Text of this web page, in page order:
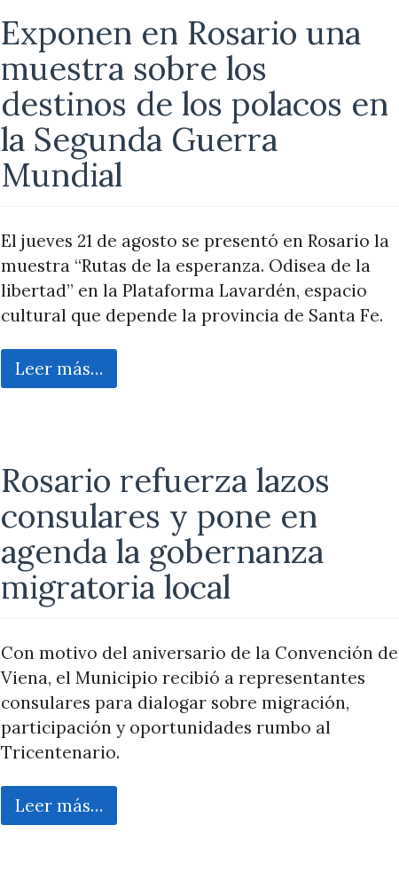
Exponen en Rosario una
muestra sobre los
destinos de los polacos en
la Segunda Guerra
Mundial
El jueves 21 de agosto se presentó en Rosario la
muestra “Rutas de la esperanza. Odisea de la
libertad” en la Plataforma Lavardén, espacio
cultural que depende la provincia de Santa Fe.
Leer más…
Rosario refuerza lazos
consulares y pone en
agenda la gobernanza
migratoria local
Con motivo del aniversario de la Convención de
Viena, el Municipio recibió a representantes
consulares para dialogar sobre migración,
participación y oportunidades rumbo al
Tricentenario.
Leer más…